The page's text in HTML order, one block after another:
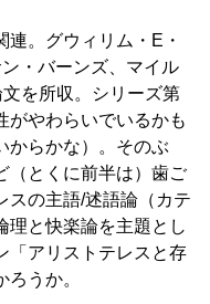
連。グウィリム・E・
・バーンズ、マイル
を所収。シリーズ第
がやわらいでいるかも
からかな）。そのぶ
（とくに前半は）歯ご
スの主語/述語論（カテ
理と快楽論を主題とし
「アリストテレスと存
うか。